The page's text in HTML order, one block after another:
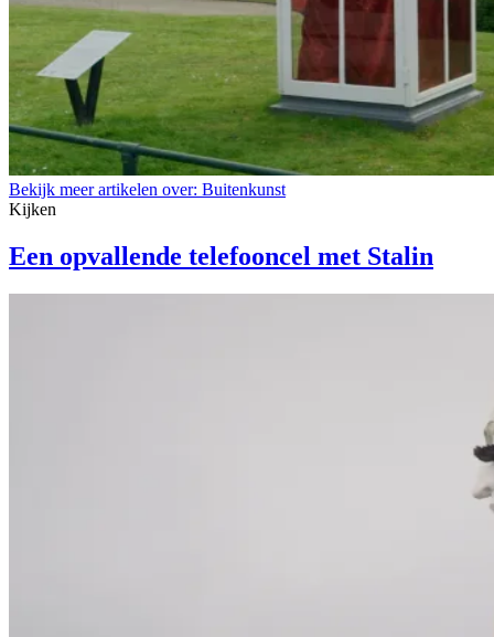
Bekijk meer artikelen over: Buitenkunst
Kijken
Een opvallende telefooncel met Stalin